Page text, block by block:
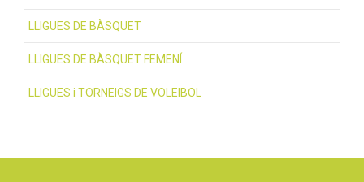
LLIGUES DE BÀSQUET
LLIGUES DE BÀSQUET FEMENÍ
LLIGUES i TORNEIGS DE VOLEIBOL